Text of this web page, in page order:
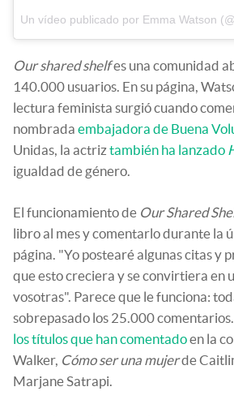
Un vídeo publicado por Emma Watson
Our shared shelfes una comunidad
140.000 usuarios. En su página,
lectura feminista surgió cuando
nombrada embajadora de Buena
Unidas, la actriztambién ha lanzado
igualdad de género.
El funcionamiento de Our Shared
libro al mes y comentarlo durante la
página. "Yo postearé algunas citas y
que esto creciera y se convirtiera en
vosotras". Parece que le funciona:
sobrepasado los 25.000
los títulos que han comentadoen la
Walker, Cómo ser una mujerde
Marjane Satrapi.